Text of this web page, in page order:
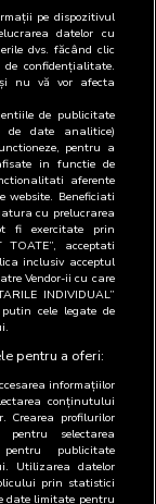
Email Telefon
021-
305.88.60
021-
305.88.60
021-
305.88.60
pe dispozitivul
datelor cu
dvs. făcând clic
confidențialitate.
nu vă vor afecta
de publicitate
de date analitice)
pentru a
in functie de
aferente
website. Beneficiati
cu prelucrarea
fi exercitate prin
acceptati
inclusiv acceptul
Vendor-ii cu care
INDIVIDUAL”
cele legate de
pentru a oferi:
informațiilor
conținutului
Crearea profilurilor
selectarea
publicitate
Utilizarea datelor
prin statistici
date limitate pentru